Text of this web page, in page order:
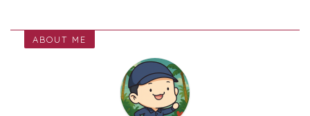
ABOUT ME